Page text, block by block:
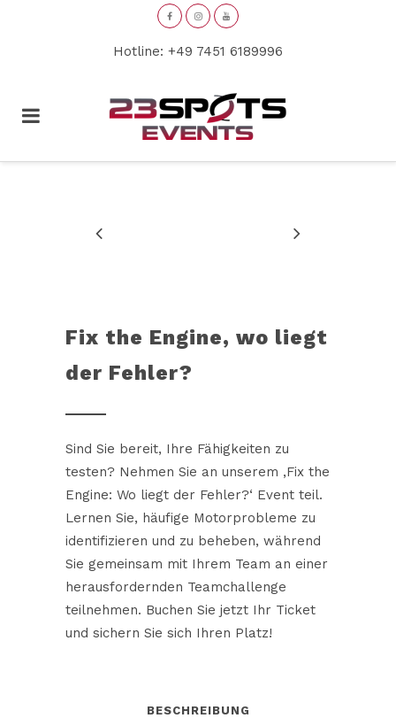
Hotline: +49 7451 6189996
Fix the Engine, wo liegt
der Fehler?
Sind Sie bereit, Ihre Fähigkeiten zu
testen? Nehmen Sie an unserem ‚Fix the
Engine: Wo liegt der Fehler?‘ Event teil.
Lernen Sie, häufige Motorprobleme zu
identifizieren und zu beheben, während
Sie gemeinsam mit Ihrem Team an einer
herausfordernden Teamchallenge
teilnehmen. Buchen Sie jetzt Ihr Ticket
und sichern Sie sich Ihren Platz!
BESCHREIBUNG